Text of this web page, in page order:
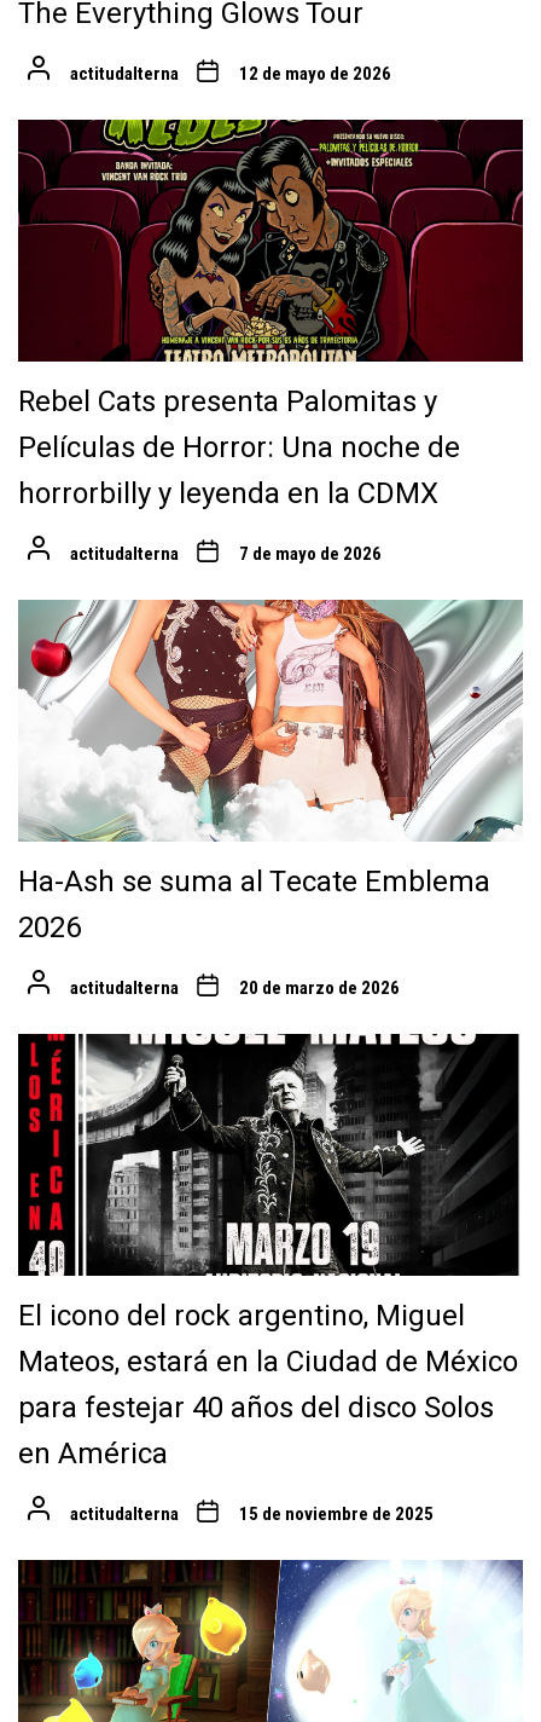
The Everything Glows Tour
actitudalterna 12 de mayo de 2026
Rebel Cats presenta Palomitas y
Películas de Horror: Una noche de
horrorbilly y leyenda en la CDMX
actitudalterna 7 de mayo de 2026
Ha-Ash se suma al Tecate Emblema
2026
actitudalterna 20 de marzo de 2026
El icono del rock argentino, Miguel
Mateos, estará en la Ciudad de México
para festejar 40 años del disco Solos
en América
actitudalterna 15 de noviembre de 2025